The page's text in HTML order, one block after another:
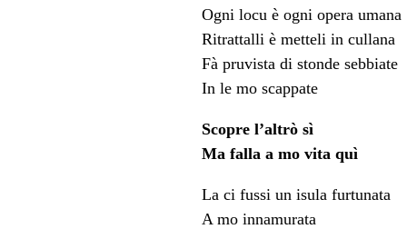
Ogni locu è ogni opera umana
Ritrattalli è metteli in cullana
Fà pruvista di stonde sebbiate
In le mo scappate
Scopre l’altrò sì
Ma falla a mo vita quì
La ci fussi un isula furtunata
A mo innamurata